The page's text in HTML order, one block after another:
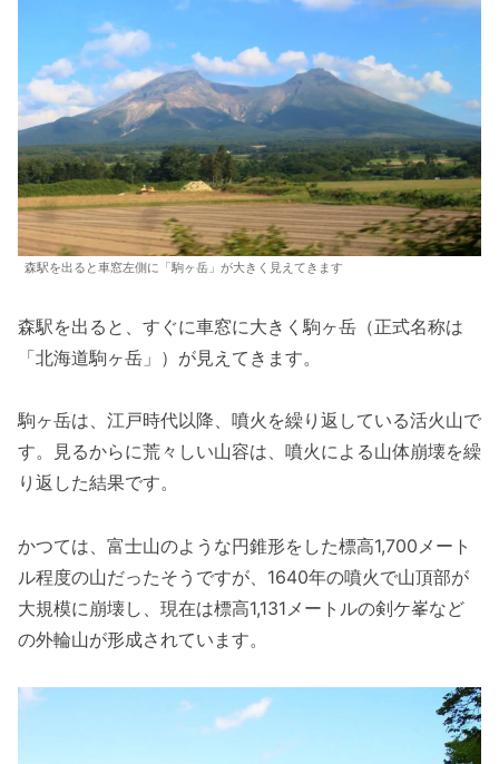
森駅を出ると車窓左側に「駒ヶ岳」が大きく見えてきます
森駅を出ると、すぐに車窓に大きく駒ヶ岳（正式名称は
「北海道駒ヶ岳」）が見えてきます。
駒ヶ岳は、江戸時代以降、噴火を繰り返している活火山で
す。見るからに荒々しい山容は、噴火による山体崩壊を繰
り返した結果です。
かつては、富士山のような円錐形をした標高1,700メート
ル程度の山だったそうですが、1640年の噴火で山頂部が
大規模に崩壊し、現在は標高1,131メートルの剣ケ峯など
の外輪山が形成されています。